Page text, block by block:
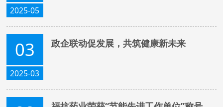
2025-05
03
2025-03
政企联动促发展，共筑健康新未来